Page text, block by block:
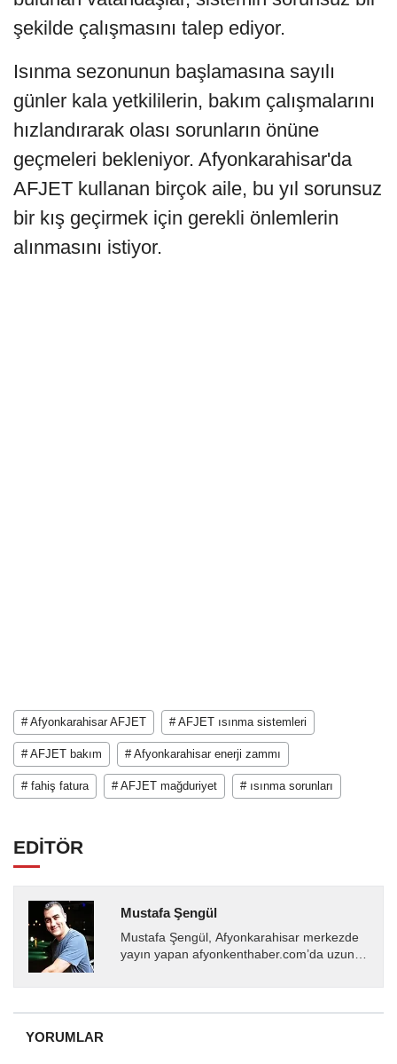
şekilde çalışmasını talep ediyor.
Isınma sezonunun başlamasına sayılı
günler kala yetkililerin, bakım çalışmalarını
hızlandırarak olası sorunların önüne
geçmeleri bekleniyor. Afyonkarahisar'da
AFJET kullanan birçok aile, bu yıl sorunsuz
bir kış geçirmek için gerekli önlemlerin
alınmasını istiyor.
# Afyonkarahisar AFJET # AFJET ısınma sistemleri
# AFJET bakım # Afyonkarahisar enerji zammı
# fahiş fatura # AFJET mağduriyet # ısınma sorunları
EDİTÖR
Mustafa Şengül
Mustafa Şengül, Afyonkarahisar merkezde
yayın yapan afyonkenthaber.com’da uzun
almakta, haber akışı...
YORUMLAR